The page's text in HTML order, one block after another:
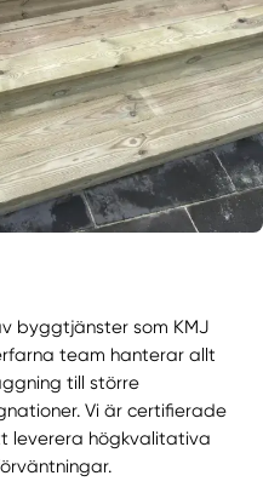
byggtjänster som KMJ
team hanterar allt
till större
Vi är certifierade
leverera högkvalitativa